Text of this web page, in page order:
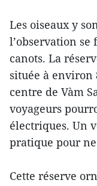
Les oiseaux y
l’observation
canots. La
située à environ
centre de Vàm
voyageurs
électriques. Un
pratique pour
Cette réserve